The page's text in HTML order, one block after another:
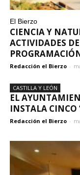
El Bierzo
CIENCIA Y
ACTIVIDADES
Redacción el Bierzo -
CASTILLA Y LEÓN
EL
INSTALA CINCO
Redacción el Bierzo -